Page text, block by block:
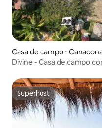
Casa de campo ⋅
Divine - Casa de campo
Superhost
Superhost